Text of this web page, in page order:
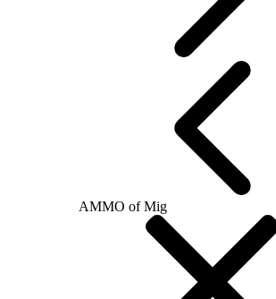
AMMO of Mig